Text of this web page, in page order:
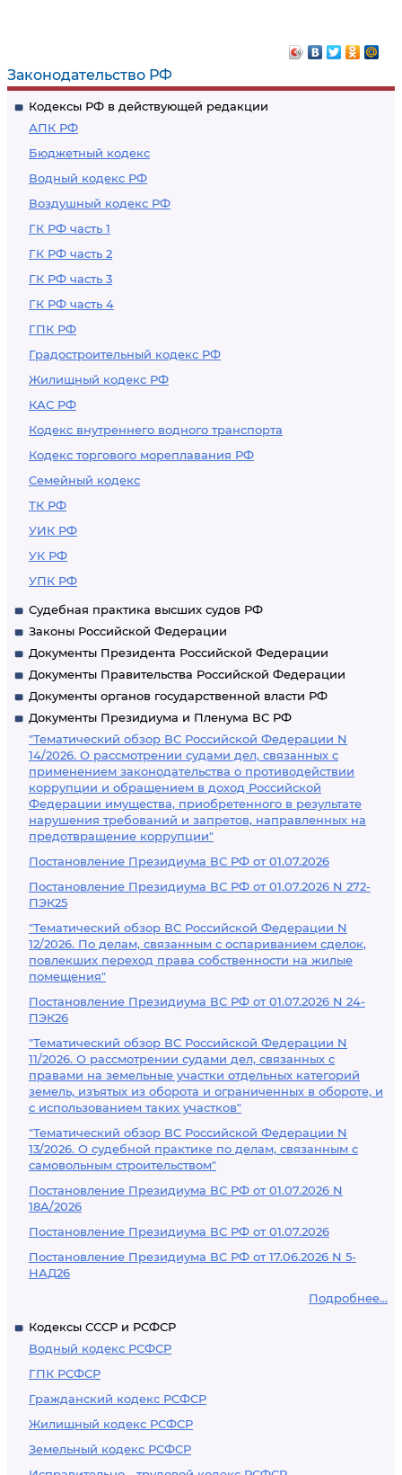
Законодательство РФ
Кодексы РФ в действующей редакции
АПК РФ
Бюджетный кодекс
Водный кодекс РФ
Воздушный кодекс РФ
ГК РФ часть 1
ГК РФ часть 2
ГК РФ часть 3
ГК РФ часть 4
ГПК РФ
Градостроительный кодекс РФ
Жилищный кодекс РФ
КАС РФ
Кодекс внутреннего водного транспорта
Кодекс торгового мореплавания РФ
Семейный кодекс
ТК РФ
УИК РФ
УК РФ
УПК РФ
Судебная практика высших судов РФ
Законы Российской Федерации
Документы Президента Российской Федерации
Документы Правительства Российской Федерации
Документы органов государственной власти РФ
Документы Президиума и Пленума ВС РФ
"Тематический обзор ВС Российской Федерации N
14/2026. О рассмотрении судами дел, связанных с
применением законодательства о противодействии
коррупции и обращением в доход Российской
Федерации имущества, приобретенного в результате
нарушения требований и запретов, направленных на
предотвращение коррупции"
Постановление Президиума ВС РФ от 01.07.2026
Постановление Президиума ВС РФ от 01.07.2026 N 272-
ПЭК25
"Тематический обзор ВС Российской Федерации N
12/2026. По делам, связанным с оспариванием сделок,
повлекших переход права собственности на жилые
помещения"
Постановление Президиума ВС РФ от 01.07.2026 N 24-
ПЭК26
"Тематический обзор ВС Российской Федерации N
11/2026. О рассмотрении судами дел, связанных с
правами на земельные участки отдельных категорий
земель, изъятых из оборота и ограниченных в обороте, и
с использованием таких участков"
"Тематический обзор ВС Российской Федерации N
13/2026. О судебной практике по делам, связанным с
самовольным строительством"
Постановление Президиума ВС РФ от 01.07.2026 N
18А/2026
Постановление Президиума ВС РФ от 01.07.2026
Постановление Президиума ВС РФ от 17.06.2026 N 5-
НАД26
Подробнее...
Кодексы СССР и РСФСР
Водный кодекс РСФСР
ГПК РСФСР
Гражданский кодекс РСФСР
Жилищный кодекс РСФСР
Земельный кодекс РСФСР